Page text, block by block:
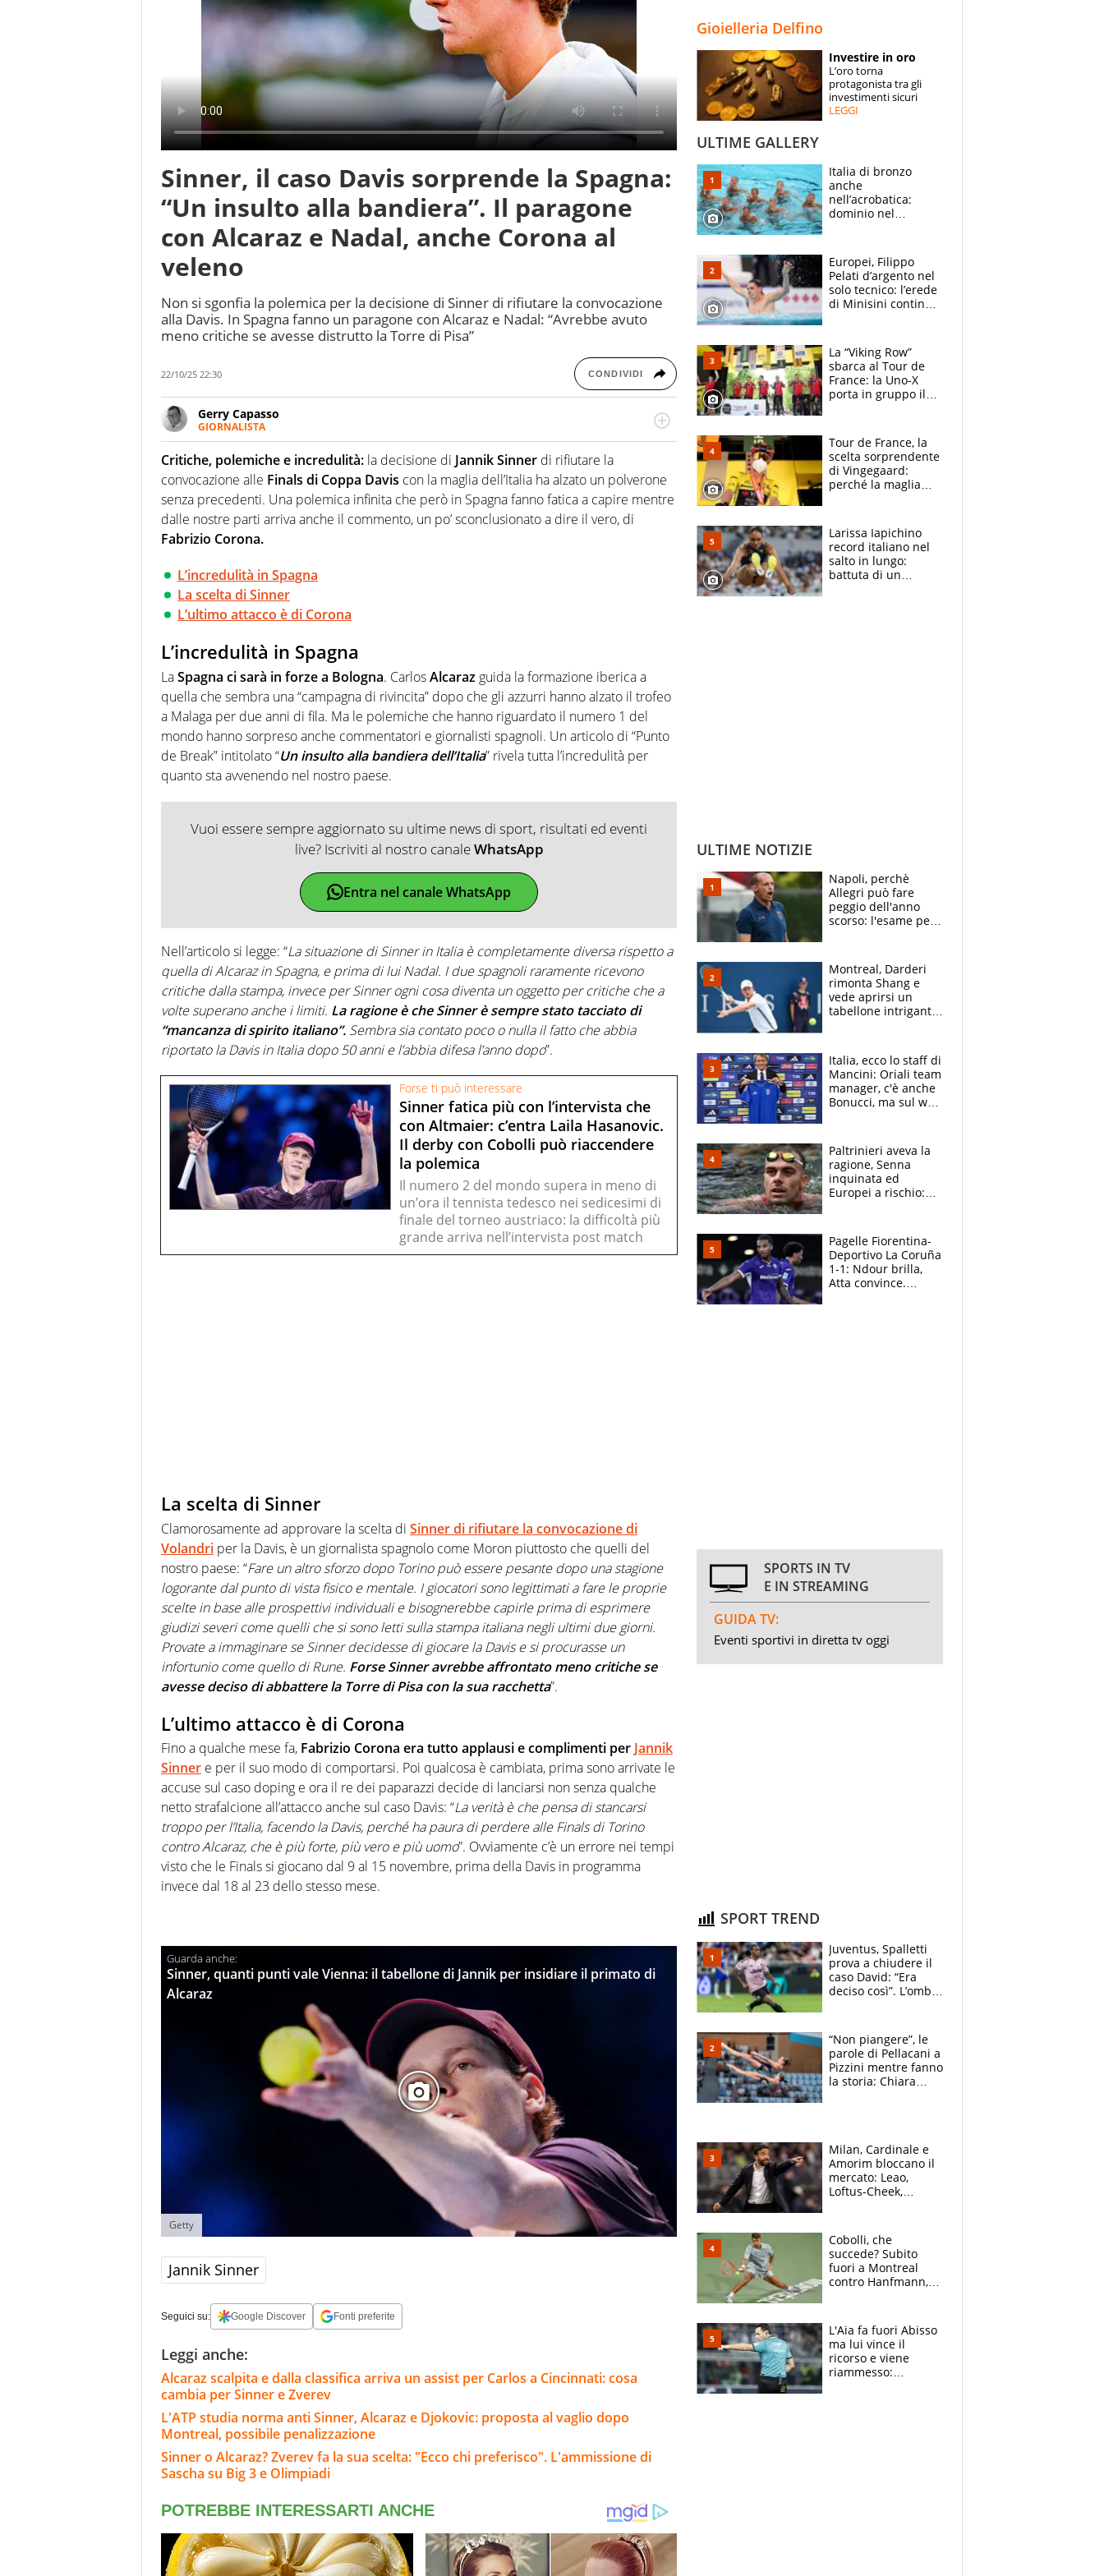
ESPERTI
CONTATTI
Sinner, il caso Davis sorprende la Spagna:
“Un insulto alla bandiera”. Il paragone
con Alcaraz e Nadal, anche Corona al
veleno
Non si sgonfia la polemica per la decisione di Sinner di rifiutare la convocazione
alla Davis. In Spagna fanno un paragone con Alcaraz e Nadal: “Avrebbe avuto
meno critiche se avesse distrutto la Torre di Pisa”
22/10/25 22:30 CONDIVIDI
Gerry Capasso
GIORNALISTA
Per lui gli sport americani non hanno segreti: basket, football, baseball e la capacità
innata di trovare la notizia dove altri non vedono granché
Critiche, polemiche e incredulità: la decisione di Jannik Sinner di rifiutare la
convocazione alle Finals di Coppa Davis con la maglia dell’Italia ha alzato un polverone
senza precedenti. Una polemica infinita che però in Spagna fanno fatica a capire mentre
dalle nostre parti arriva anche il commento, un po’ sconclusionato a dire il vero, di
Fabrizio Corona.
L’incredulità in Spagna
La scelta di Sinner
L’ultimo attacco è di Corona
L’incredulità in Spagna
LaSpagna ci sarà in forze a Bologna. CarlosAlcaraz guida la formazione iberica a
quella che sembra una “campagna di rivincita” dopo che gli azzurri hanno alzato il trofeo
a Malaga per due anni di fila. Ma le polemiche che hanno riguardato il numero 1 del
mondo hanno sorpreso anche commentatori e giornalisti spagnoli. Un articolo di “Punto
de Break” intitolato “Un insulto alla bandiera dell’Italia” rivela tutta l’incredulità per
quanto sta avvenendo nel nostro paese.
Vuoi essere sempre aggiornato su ultime news di sport, risultati ed eventi
live? Iscriviti al nostro canaleWhatsApp
Entra nel canale WhatsApp
Nell’articolo si legge: “La situazione di Sinner in Italia è completamente diversa rispetto a
quella di Alcaraz in Spagna, e prima di lui Nadal. I due spagnoli raramente ricevono
critiche dalla stampa, invece per Sinner ogni cosa diventa un oggetto per critiche che a
volte superano anche i limiti. La ragione è che Sinner è sempre stato tacciato di
“mancanza di spirito italiano”. Sembra sia contato poco o nulla il fatto che abbia
riportato la Davis in Italia dopo 50 anni e l’abbia difesa l’anno dopo”.
Forse ti può interessare
Sinner fatica più con l’intervista che
con Altmaier: c’entra Laila Hasanovic.
Il derby con Cobolli può riaccendere
la polemica
Il numero 2 del mondo supera in meno di
un’ora il tennista tedesco nei sedicesimi di
finale del torneo austriaco: la difficoltà più
grande arriva nell’intervista post match
La scelta di Sinner
Clamorosamente ad approvare la scelta di Sinner di rifiutare la convocazione di
Volandri per la Davis, è un giornalista spagnolo come Moron piuttosto che quelli del
nostro paese: “Fare un altro sforzo dopo Torino può essere pesante dopo una stagione
logorante dal punto di vista fisico e mentale. I giocatori sono legittimati a fare le proprie
scelte in base alle prospettivi individuali e bisognerebbe capirle prima di esprimere
giudizi severi come quelli che si sono letti sulla stampa italiana negli ultimi due giorni.
Provate a immaginare se Sinner decidesse di giocare la Davis e si procurasse un
infortunio come quello di Rune. Forse Sinner avrebbe affrontato meno critiche se
avesse deciso di abbattere la Torre di Pisa con la sua racchetta”.
L’ultimo attacco è di Corona
Fino a qualche mese fa, Fabrizio Corona era tutto applausi e complimenti per Jannik
Sinner e per il suo modo di comportarsi. Poi qualcosa è cambiata, prima sono arrivate le
accuse sul caso doping e ora il re dei paparazzi decide di lanciarsi non senza qualche
netto strafalcione all’attacco anche sul caso Davis: “La verità è che pensa di stancarsi
troppo per l’Italia, facendo la Davis, perché ha paura di perdere alle Finals di Torino
contro Alcaraz, che è più forte, più vero e più uomo”. Ovviamente c’è un errore nei tempi
visto che le Finals si giocano dal 9 al 15 novembre, prima della Davis in programma
invece dal 18 al 23 dello stesso mese.
Sinner, quanti punti vale Vienna: il tabellone di Jannik per insidiare il primato di
Alcaraz
Getty
Jannik Sinner
Seguici su: Google Discover Fonti preferite
Leggi anche:
Alcaraz scalpita e dalla classifica arriva un assist per Carlos a Cincinnati: cosa
cambia per Sinner e Zverev
L'ATP studia norma anti Sinner, Alcaraz e Djokovic: proposta al vaglio dopo
Montreal, possibile penalizzazione
Sinner o Alcaraz? Zverev fa la sua scelta: "Ecco chi preferisco". L'ammissione di
Sascha su Big 3 e Olimpiadi
Gioielleria Delfino
Investire in oro
L’oro torna
protagonista tra gli
investimenti sicuri
LEGGI
ULTIME GALLERY
Italia di bronzo
anche
nell’acrobatica:
dominio nel
e compagni
continuare
Europei, Filippo
Pelati d’argento nel
solo tecnico: l’erede
di Minisini continua
mirino
La “Viking Row”
sbarca al Tour de
France: la Uno-X
porta in gruppo il
compagni
Tour de France, la
scelta sorprendente
di Vingegaard:
perché la maglia
rischio da evitare
Larissa Iapichino
record italiano nel
salto in lungo:
battuta di un
ULTIME NOTIZIE
Napoli, perchè
Allegri può fare
peggio dell'anno
scorso: l'esame per
Monopoly
Montreal, Darderi
rimonta Shang e
vede aprirsi un
tabellone intrigante:
felice del mio livello"
Italia, ecco lo staff di
Mancini: Oriali team
manager, c'è anche
Bonucci, ma sul web
Paltrinieri aveva la
ragione, Senna
inquinata ed
Europei a rischio:
adesso
Pagelle Fiorentina-
Deportivo La Coruña
1-1: Ndour brilla,
Atta convince.
SPORTS IN TV
E IN STREAMING
GUIDA TV:
Eventi sportivi in diretta tv oggi
SPORT TREND
Juventus, Spalletti
prova a chiudere il
caso David: “Era
deciso così”. L’ombra
“Non piangere”, le
parole di Pellacani a
Pizzini mentre fanno
la storia: Chiara
Milan, Cardinale e
Amorim bloccano il
mercato: Leao,
Loftus-Cheek,
Soulè e Osorio nel
mirino
Cobolli, che
succede? Subito
fuori a Montreal
contro Hanfmann,
L'Aia fa fuori Abisso
ma lui vince il
ricorso e viene
riammesso: